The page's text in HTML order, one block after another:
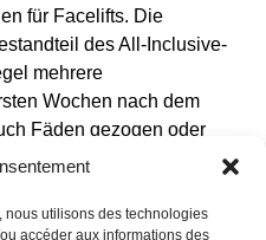
nous utilisons des technologies
accéder aux informations des
für Facelifts. Die
des All-Inclusive-
mehrere
Wochen nach dem
Fäden gezogen oder
steht ein
Preisvergleichzeigt, dass